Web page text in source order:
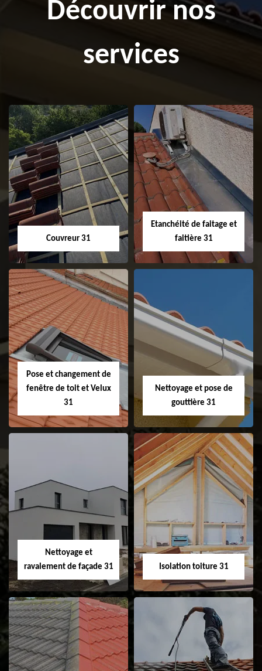
Découvrir nos
services
Couvreur 31
Couvreur 31
Etanchéité de faitage et
faitière 31
Etanchéité de
faitage et faitière
31
Pose et changement de
fenêtre de toit et Velux
31
Pose et
changement de
fenêtre de toit et
Velux 31
Nettoyage et pose de
gouttière 31
Nettoyage et pose
Nettoyage et
ravalement de façade 31
Nettoyage et
Isolation toiture 31
Isolation toiture 31